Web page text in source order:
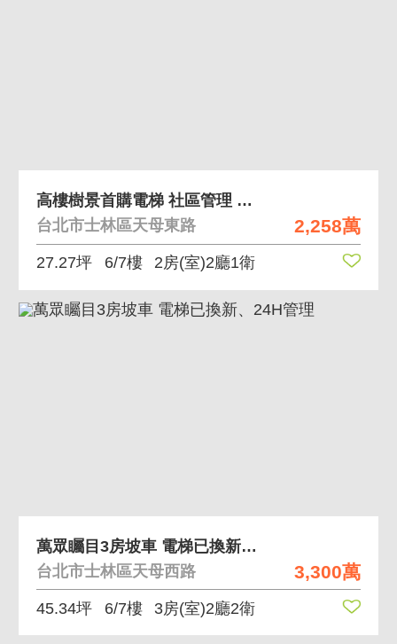
2,258萬
高樓樹景首購電梯 社區管理 邊間 採光很好
台北市士林區天母東路
27.27坪 6/7樓 2房(室)2廳1衛
3,300萬
萬眾矚目3房坡車 電梯已換新、24H管理
台北市士林區天母西路
45.34坪 6/7樓 3房(室)2廳2衛